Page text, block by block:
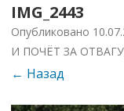
IMG_2443
Опубликовано
И ПОЧЁТ ЗА
← Назад